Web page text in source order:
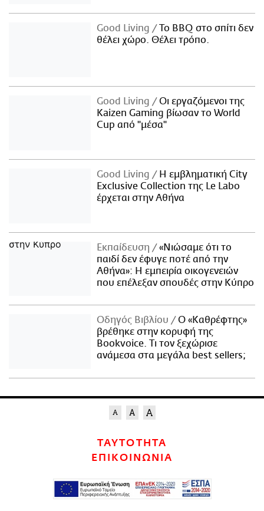
Good Living
Το BBQ στο σπίτι δεν
θέλει χώρο. Θέλει τρόπο.
Good Living
Οι εργαζόμενοι της
Kaizen Gaming βίωσαν το World
Cup από "μέσα"
Good Living
Η εμβληματική City
Exclusive Collection της Le Labo
έρχεται στην Αθήνα
Εκπαίδευση
«Νιώσαμε ότι το
παιδί δεν έφυγε ποτέ από την
Αθήνα»: Η εμπειρία οικογενειών
που επέλεξαν σπουδές στην Κύπρο
Οδηγός Βιβλίου
Ο «Καθρέφτης»
βρέθηκε στην κορυφή της
Bookvoice. Τι τον ξεχώρισε
ανάμεσα στα μεγάλα best sellers;
ΤΑΥΤΟΤΗΤΑ
ΕΠΙΚΟΙΝΩΝΙΑ